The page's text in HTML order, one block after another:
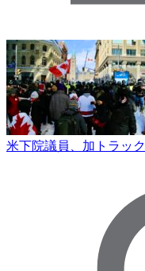
米下院議員、加トラッ